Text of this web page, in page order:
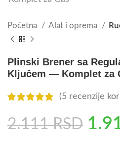
Početna Alat i oprema
Plinski Brener sa
Ključem — Komplet za
(5 recenzije
2.111RSD